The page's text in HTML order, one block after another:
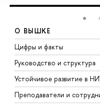
О ВЫШКЕ
Цифры и факты
Руководство и структура
Устойчивое развитие в
Преподаватели и